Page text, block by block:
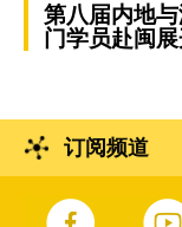
第八届内地
门学员赴闽
订阅频道